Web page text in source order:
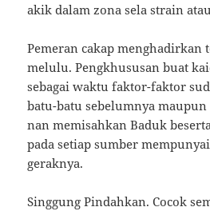
akik dalam zona sela strain
Pemeran cakap menghadirkan
melulu. Pengkhususan buat
sebagai waktu faktor-faktor
batu-batu sebelumnya
nan memisahkan Baduk
pada setiap sumber
geraknya.
Singgung Pindahkan. Cocok